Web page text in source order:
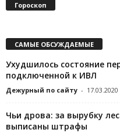
Гороскоп
САМЫЕ ОБСУЖДАЕМЫЕ
Ухудшилось состояние
подключенной к ИВЛ
Дежурный по сайту - 17.03.2020
Чьи дрова: за вырубку
выписаны штрафы